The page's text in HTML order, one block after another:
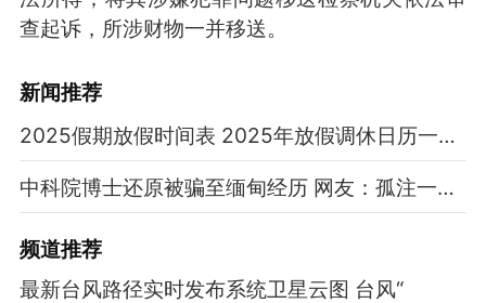
查起诉，所涉财物一并移送。
新闻推荐
2025假期放假时间表 2025年放假调休日历一览表
中科院博士还原被骗至缅甸经历 网友：孤注一掷现实版
频道推荐
最新台风路径实时发布系统卫星云图 台风“